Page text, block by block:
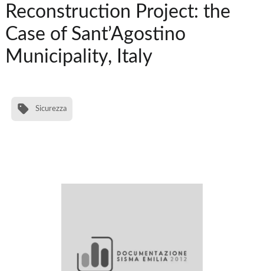
Reconstruction Project: the
Case of Sant’Agostino
Municipality, Italy
Sicurezza